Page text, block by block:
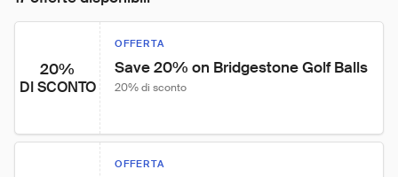
20%
DI SCONTO
OFFERTA
Save 20% on Bridgestone Golf Balls
20% di sconto
OFFERTA